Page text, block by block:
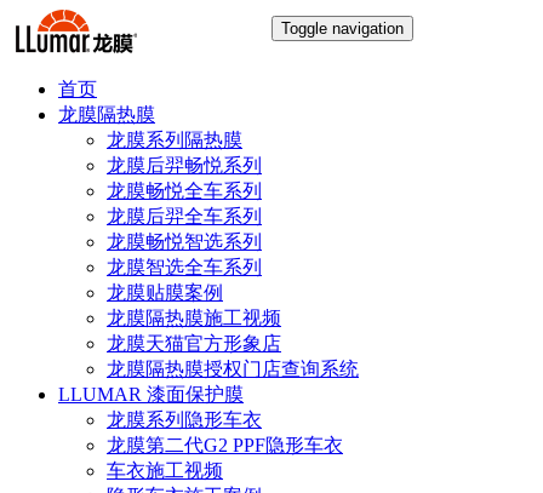
Toggle navigation
首页
龙膜隔热膜
龙膜系列隔热膜
龙膜后羿畅悦系列
龙膜畅悦全车系列
龙膜后羿全车系列
龙膜畅悦智选系列
龙膜智选全车系列
龙膜贴膜案例
龙膜隔热膜施工视频
龙膜天猫官方形象店
龙膜隔热膜授权门店查询系统
LLUMAR 漆面保护膜
龙膜系列隐形车衣
龙膜第二代G2 PPF隐形车衣
车衣施工视频